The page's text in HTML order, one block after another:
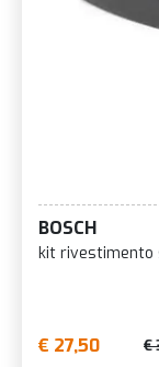
BOSCH
kit rivestimento
€ 27,50 €